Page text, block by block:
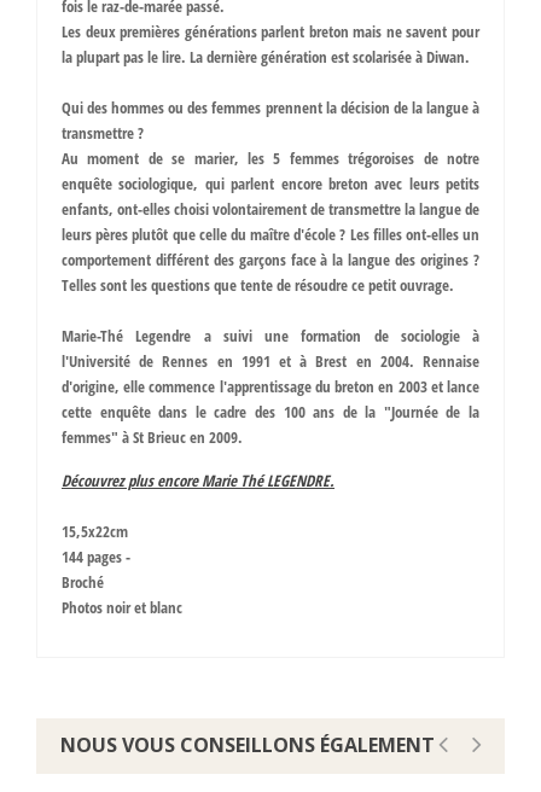
fois le raz-de-marée passé.
Les deux premières générations parlent breton mais ne savent pour
la plupart pas le lire. La dernière génération est scolarisée à Diwan.
Qui des hommes ou des femmes prennent la décision de la langue à
transmettre ?
Au moment de se marier, les 5 femmes trégoroises de notre
enquête sociologique, qui parlent encore breton avec leurs petits
enfants, ont-elles choisi volontairement de transmettre la langue de
leurs pères plutôt que celle du maître d'école ? Les filles ont-elles un
comportement différent des garçons face à la langue des origines ?
Telles sont les questions que tente de résoudre ce petit ouvrage.
Marie-Thé Legendre a suivi une formation de sociologie à
l'Université de Rennes en 1991 et à Brest en 2004. Rennaise
d'origine, elle commence l'apprentissage du breton en 2003 et lance
cette enquête dans le cadre des 100 ans de la "Journée de la
femmes" à St Brieuc en 2009.
Découvrez plus encore Marie Thé LEGENDRE.
15,5x22cm
144 pages -
Broché
Photos noir et blanc
NOUS VOUS CONSEILLONS ÉGALEMENT